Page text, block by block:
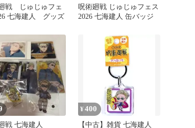
戦 じゅじゅフェ
七海建人 グッズ
呪術廻戦 じゅじゅフェス
2026 七海建人 缶バッジ
戦 七海建人
¥ 400
【中古】雑貨 七海建人